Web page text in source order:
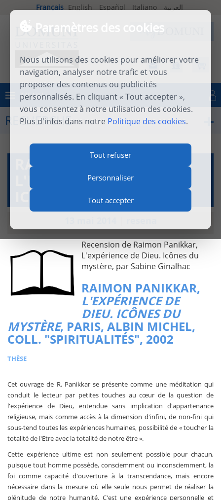
Paramètres des cookies
Nous utilisons des cookies pour améliorer votre
navigation, analyser notre trafic et vous
proposer des contenus ou publicités
personnalisés. En cliquant « Tout accepter »,
vous consentez à notre utilisation des cookies.
Plus d'infos dans notre Politique des cookies.
Tout refuser
Personnaliser
Tout accepter
Français English Español Italiano العربية
MENU Se connecter
RECHERCHE
RAIMON PANIKKAR,
L'EXPÉRIENCE DE DIEU.
ICÔNES DU MYSTÈRE
Recension de Raimon Panikkar,
L'expérience de Dieu. Icônes du
mystère, par Sabine Ginalhac
RAIMON PANIKKAR,
L'EXPÉRIENCE DE
DIEU. ICÔNES DU
MYSTÈRE, PARIS, ALBIN MICHEL,
COLL. "SPIRITUALITÉS", 2002
THÈSE
Cet ouvrage de R. Panikkar se présente comme une méditation qui
conduit le lecteur par petites touches au cœur de la question de
l'expérience de Dieu, entendue sans implication d'appartenance
religieuse, mais comme accès à la dimension d'infini, de non-fini qui
sous-tend toutes les expériences humaines, possibilité de « toucher la
totalité de l'Etre avec la totalité de notre être ».
Cette expérience ultime est non seulement possible pour chacun,
puisque tout homme possède, consciemment ou inconsciemment, la
foi comme capacité d'ouverture à la transcendance, mais encore
nécessaire dans la mesure où elle seule nous permet de réaliser la
plénitude de notre humanité. C'est une expérience personnelle et